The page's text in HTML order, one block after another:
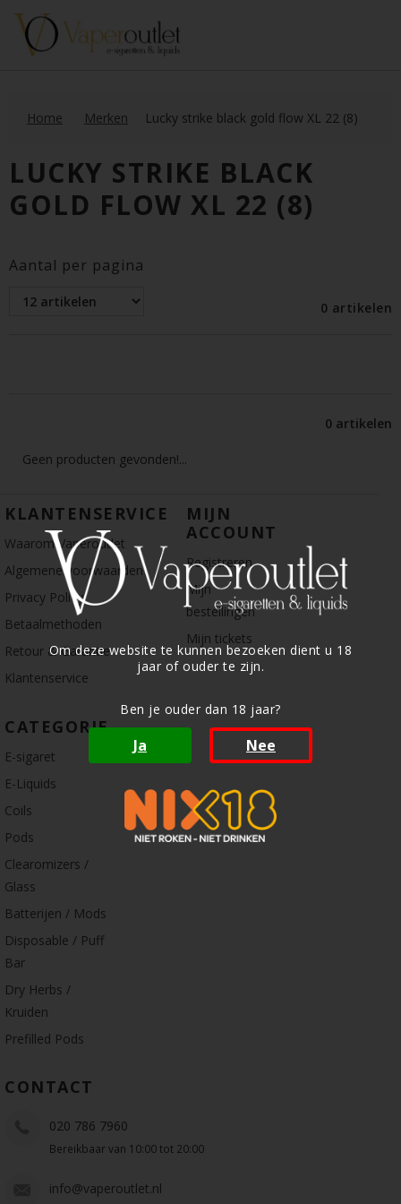
Om deze website te kunnen bezoeken dient u 18
jaar of ouder te zijn.
Ben je ouder dan 18 jaar?
Ja Nee
Home Merken Lucky strike black gold flow XL 22 (8)
LUCKY STRIKE BLACK
GOLD FLOW XL 22 (8)
Aantal per pagina
0 artikelen
0 artikelen
Geen producten gevonden!...
KLANTENSERVICE
Waarom Vaperoutlet
Algemene voorwaarden
Privacy Policy
Betaalmethoden
Retour & Garantie
Klantenservice
MIJN
ACCOUNT
Registreren
Mijn
bestellingen
Mijn tickets
CATEGORIE
E-sigaret
E-Liquids
Coils
Pods
Clearomizers /
Glass
Batterijen / Mods
Disposable / Puff
Bar
Dry Herbs /
Kruiden
Prefilled Pods
CONTACT
020 786 7960
Bereikbaar van 10:00 tot 20:00
info@vaperoutlet.nl